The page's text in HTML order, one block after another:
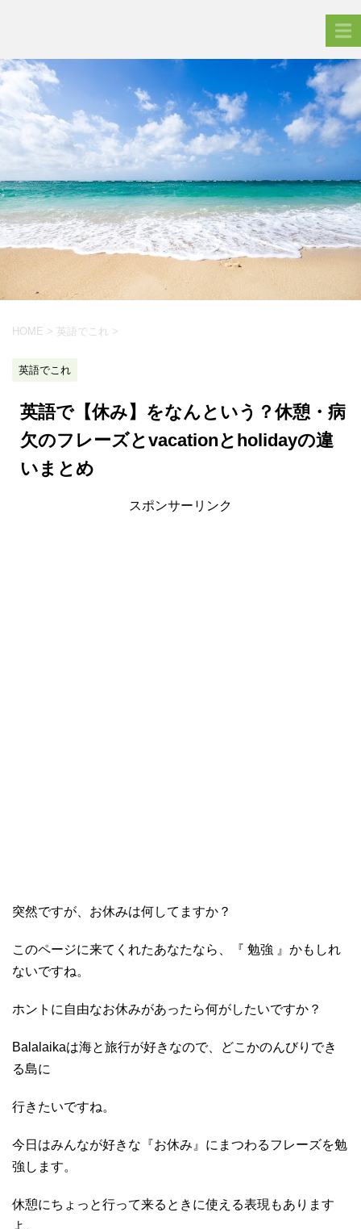
HOME > 英語でこれ >
英語でこれ
英語で【休み】をなんという？休憩・病
欠のフレーズとvacationとholidayの違
いまとめ
スポンサーリンク
突然ですが、お休みは何してますか？
このページに来てくれたあなたなら、『 勉強 』かもしれ
ないですね。
ホントに自由なお休みがあったら何がしたいですか？
Balalaikaは海と旅行が好きなので、どこかのんびりでき
る島に
行きたいですね。
今日はみんなが好きな『お休み』にまつわるフレーズを勉
強します。
休憩にちょっと行って来るときに使える表現もあります
よ。